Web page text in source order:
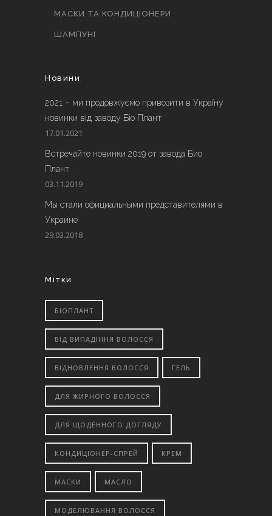
МАСКИ ТА КОНДИЦІОНЕРИ
ШАМПУНІ
Новини
2021 – ми продовжуємо привозити в Україну
новинки від заводу Біо Плант
17.01.2021
Встречайте новинки 2019 от завода Био
Плант
03.11.2019
Мы стали официальными представителями в
Украине
29.03.2018
Мітки
БІОПЛАНТ
ВІД ВИПАДІННЯ ВОЛОССЯ
ВІДНОВЛЕННЯ ВОЛОССЯ ГЕЛЬ
ДЛЯ ЖИРНОГО ВОЛОССЯ
ДЛЯ ЩОДЕННОГО ДОГЛЯДУ
КОНДИЦІОНЕР-СПРЕЙ КРЕМ
МАСКИ МАСЛО
МОДЕЛЮВАННЯ ВОЛОССЯ